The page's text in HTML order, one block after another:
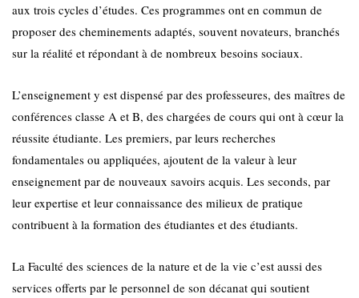
aux trois cycles d’études. Ces programmes ont en commun de
proposer des cheminements adaptés, souvent novateurs, branchés
sur la réalité et répondant à de nombreux besoins sociaux.
L’enseignement y est dispensé par des professeures, des maîtres de
conférences classe A et B, des chargées de cours qui ont à cœur la
réussite étudiante. Les premiers, par leurs recherches
fondamentales ou appliquées, ajoutent de la valeur à leur
enseignement par de nouveaux savoirs acquis. Les seconds, par
leur expertise et leur connaissance des milieux de pratique
contribuent à la formation des étudiantes et des étudiants.
La Faculté des sciences de la nature et de la vie c’est aussi des
services offerts par le personnel de son décanat qui soutient